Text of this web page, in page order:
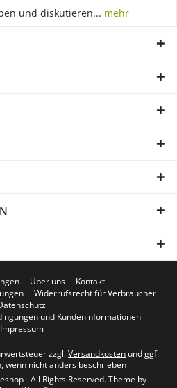
und diskutieren... mehr
Über uns
Kontakt
Widerrufsrecht für Verbraucher
und Kundeninformationen
Impressum
zzgl.Versandkosten und ggf.
wenn nicht anders beschrieben
- All Rights Reserved. Theme by